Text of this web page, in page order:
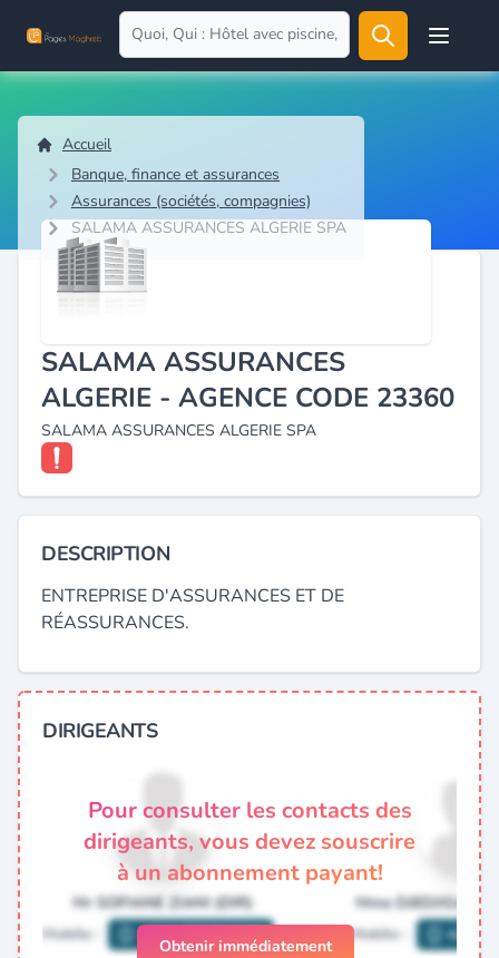
Open
Accueil
Banque, finance et assurances
Assurances (sociétés, compagnies)
SALAMA ASSURANCES ALGERIE SPA
SALAMA ASSURANCES
ALGERIE - AGENCE CODE 23360
SALAMA ASSURANCES ALGERIE SPA
DESCRIPTION
ENTREPRISE D'ASSURANCES ET DE
RÉASSURANCES.
DIRIGEANTS
Pour consulter les contacts des
dirigeants, vous devez souscrire
à un abonnement payant!
Obtenir immédiatement